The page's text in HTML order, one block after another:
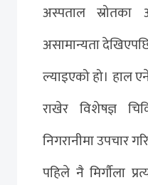
अस्पताल
असामान्यता
ल्याइएको हो। हाल
राखेर विशेषज्ञ
निगरानीमा उपचार
पहिले नै मिर्गौला